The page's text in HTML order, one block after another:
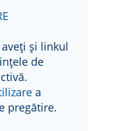
și linkul
de
a
pregătire.